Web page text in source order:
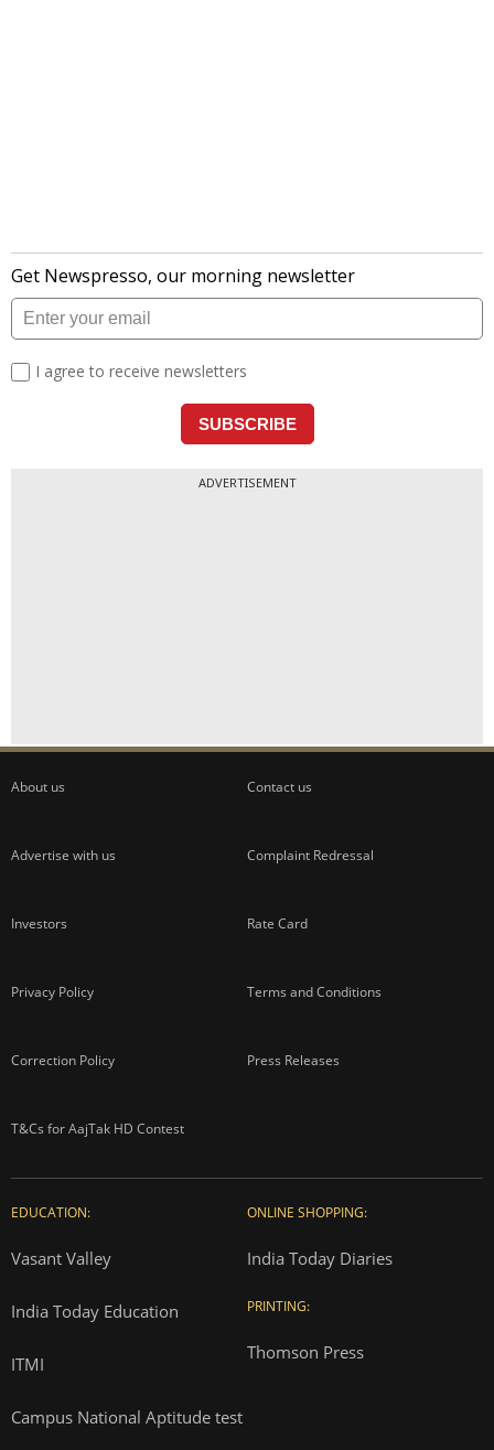
ADVERTISEMENT
About us Contact us
Advertise with us Complaint Redressal
Investors Rate Card
Privacy Policy Terms and Conditions
Correction Policy Press Releases
T&Cs for AajTak HD Contest
EDUCATION:
Vasant Valley
India Today Education
ITMI
Campus National Aptitude test
ONLINE SHOPPING:
India Today Diaries
PRINTING:
Thomson Press